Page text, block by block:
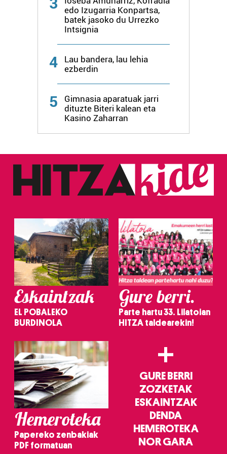
edo Izugarria Konpartsa,
batek jasoko du Urrezko
Intsignia
4
Lau bandera, lau lehia
ezberdin
5
Gimnasia aparatuak jarri
dituzte Biteri kalean eta
Kasino Zaharran
Eskaintzak
EL POBALEKO
BURDINOLA
Gure berri.
Parte hartu 33. Lilatoian
HITZA taldearekin!
Hemeroteka
Papereko zenbakiak
PDF formatuan
+
GURE BERRI
ZOZKETAK
ESKAINTZAK
DENDA
HEMEROTEKA
NOR GARA